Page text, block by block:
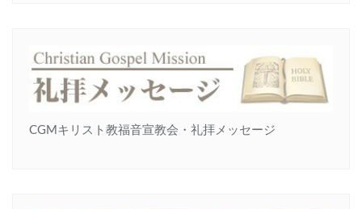
CGMキリスト教福音宣教会・礼拝メッセージ